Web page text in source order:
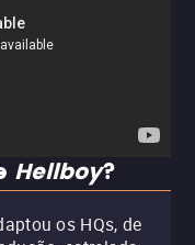
Hellboy?
os HQs, de